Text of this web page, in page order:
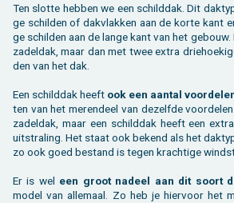
Ten slot­te heb­ben we een schild­dak. Dit
ge schil­den of dak­vlak­ken aan de korte kant
ge schil­den aan de lange kant van het
za­del­dak, maar dan met twee extra
den van het dak.
Een schild­dak heeft ook een aan­tal
ten van het me­ren­deel van de­zelf­de
za­del­dak, maar een schild­dak heeft een
uit­stra­ling. Het staat ook be­kend als het
zo ook goed be­stand is tegen krach­ti­ge
Er is wel een groot na­deel aan dit soort
model van al­le­maal. Zo heb je hier­voor het